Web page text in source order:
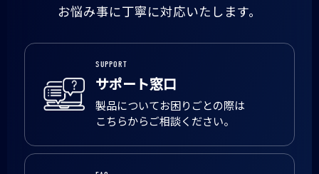
お悩み事に丁寧に対応いたします。
SUPPORT
サポート窓口
製品についてお困りごとの際は
こちらからご相談ください。